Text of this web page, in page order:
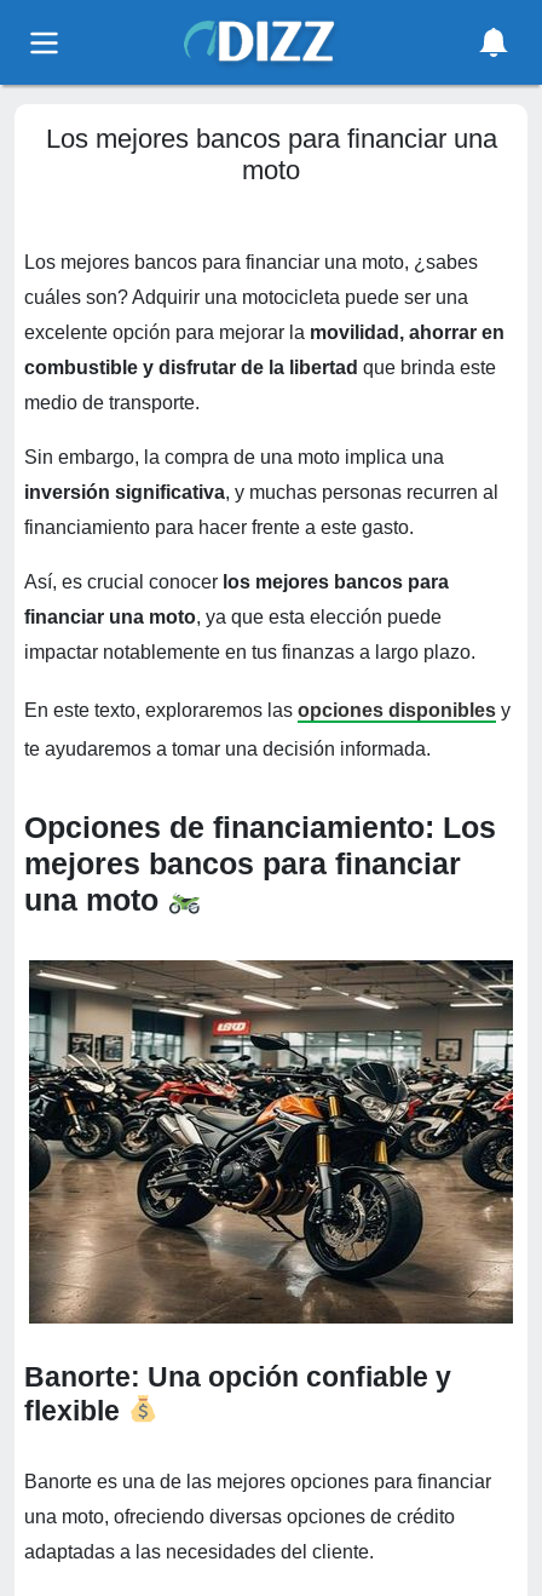
Los mejores bancos para financiar una
moto
Los mejores bancos para financiar una moto, ¿sabes
cuáles son? Adquirir una motocicleta puede ser una
excelente opción para mejorar la movilidad, ahorrar en
combustible y disfrutar de la libertad que brinda este
medio de transporte.
Sin embargo, la compra de una moto implica una
inversión significativa, y muchas personas recurren al
financiamiento para hacer frente a este gasto.
Así, es crucial conocer los mejores bancos para
financiar una moto, ya que esta elección puede
impactar notablemente en tus finanzas a largo plazo.
En este texto, exploraremos las opciones disponibles y
te ayudaremos a tomar una decisión informada.
Opciones de financiamiento: Los
mejores bancos para financiar
una moto
Banorte: Una opción confiable y
flexible
Banorte es una de las mejores opciones para financiar
una moto, ofreciendo diversas opciones de crédito
adaptadas a las necesidades del cliente.